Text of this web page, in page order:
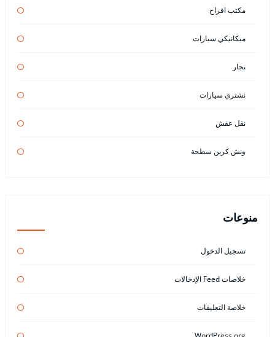
مكتب افراح
ميكانيكي سيارات
نجار
نشتري سيارات
نقل عفش
ونش كرين سطحة
منوعات
تسجيل الدخول
خلاصات Feed الإدخالات
خلاصة التعليقات